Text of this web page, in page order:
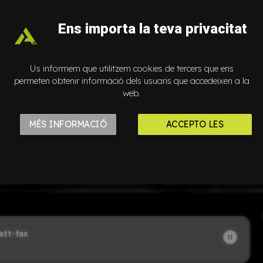
Auto Play
fax pause_circle_filled
Ens importa la teva privacitat
Us informem que utilitzem cookies de tercers que ens
permeten obtenir informació dels usuaris que accedeixen a la
web.
MÉS INFORMACIÓ
ACCEPTO LES